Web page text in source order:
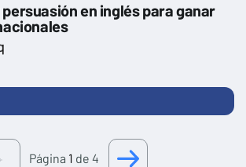
en inglés para ganar
Página 1 de 4